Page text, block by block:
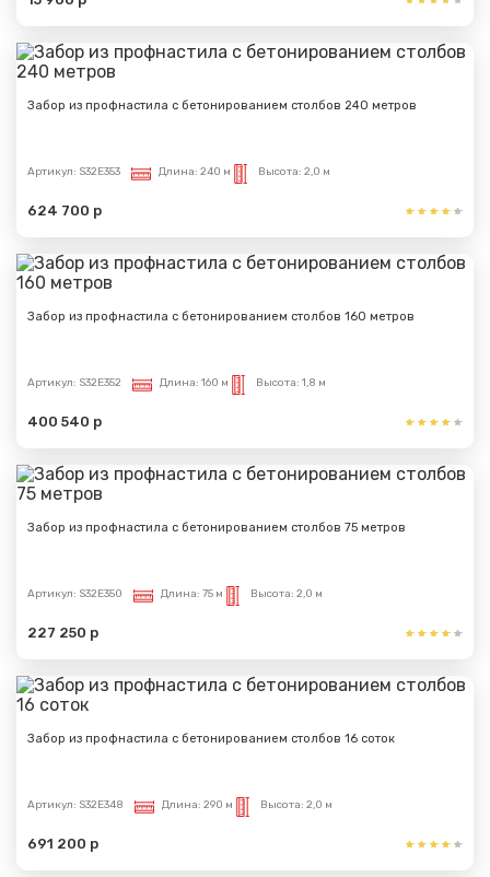
Забор из профнастила с бетонированием столбов 240 метров
Артикул: S32E353 Длина: 240 м Высота: 2,0 м
624 700 р
Забор из профнастила с бетонированием столбов 160 метров
Артикул: S32E352 Длина: 160 м Высота: 1,8 м
400 540 р
Забор из профнастила с бетонированием столбов 75 метров
Артикул: S32E350 Длина: 75 м Высота: 2,0 м
227 250 р
Забор из профнастила с бетонированием столбов 16 соток
Артикул: S32E348 Длина: 290 м Высота: 2,0 м
691 200 р